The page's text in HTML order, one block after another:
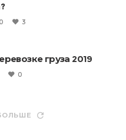
0 3
груза 2019
0